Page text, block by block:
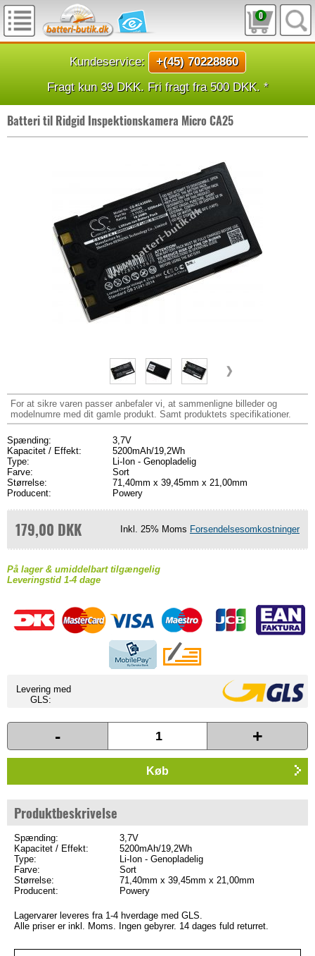
0
Kundeservice:
+(45) 70228860
Fragt kun 39 DKK. Fri fragt fra 500 DKK. *
Batteri til Ridgid Inspektionskamera Micro CA25
For at sikre varen passer anbefaler vi, at sammenligne billeder og
modelnumre med dit gamle produkt. Samt produktets specifikationer.
Spænding:
3,7V
Kapacitet / Effekt:
5200mAh/19,2Wh
Type:
Li-Ion - Genopladelig
Farve:
Sort
Størrelse:
71,40mm x 39,45mm x 21,00mm
Producent:
Powery
179,00 DKK Inkl. 25% Moms Forsendelsesomkostninger
På lager & umiddelbart tilgængelig
Leveringstid 1-4 dage
Levering med
GLS:
- +
Køb
Produktbeskrivelse
Spænding:
3,7V
Kapacitet / Effekt:
5200mAh/19,2Wh
Type:
Li-Ion - Genopladelig
Farve:
Sort
Størrelse:
71,40mm x 39,45mm x 21,00mm
Producent:
Powery
Lagervarer leveres fra 1-4 hverdage med GLS.
Alle priser er inkl. Moms. Ingen gebyrer. 14 dages fuld returret.